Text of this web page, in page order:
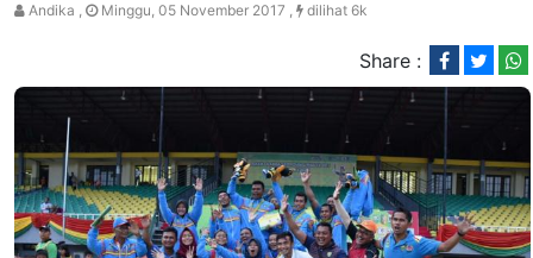
Andika , Minggu, 05 November 2017 , dilihat 6k
Share :